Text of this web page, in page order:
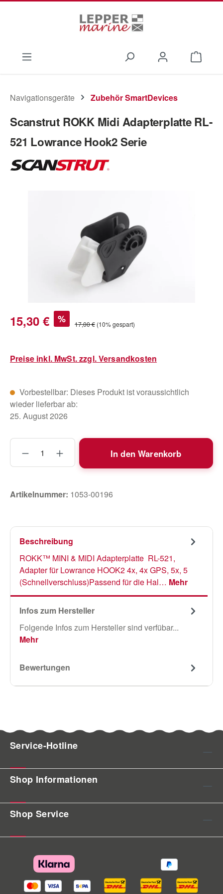
Navigationsgeräte Zubehör SmartDevices
Scanstrut ROKK Midi Adapterplatte RL-
521 Lowrance Hook2 Serie
Verkaufspreis:
15,30 € % Regulärer Preis:
17,00 € (10% gespart)
Preise inkl. MwSt. zzgl. Versandkosten
Vorbestellbar: Dieses Produkt ist voraussichtlich
wieder lieferbar ab:
25. August 2026
Produkt Anzahl: Gib den gewünschten
In den Warenkorb
Artikelnummer: 1053-00196
Beschreibung
ROKK™ MINI & MIDI Adapterplatte RL-521,
Adapter für Lowrance HOOK2 4x, 4x GPS, 5x, 5
(Schnellverschluss)Passend für die Hal… Mehr
Infos zum Hersteller
Folgende Infos zum Hersteller sind verfübar...
Mehr
Bewertungen
Service-Hotline
Shop Informationen
Shop Service